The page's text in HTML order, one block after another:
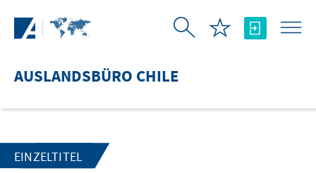
AUSLANDSBÜRO CHILE
EINZELTITEL